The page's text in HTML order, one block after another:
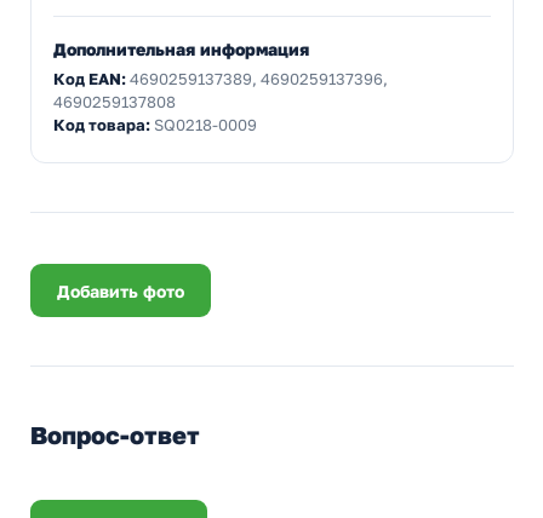
Дополнительная информация
Код EAN:4690259137389, 4690259137396,
4690259137808
Код товара: SQ0218-0009
Добавить фото
Вопрос-ответ